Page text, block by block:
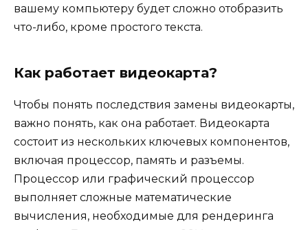
вашему компьютеру будет сложно отобразить
что-либо, кроме простого текста.
Как работает видеокарта?
Чтобы понять последствия замены видеокарты,
важно понять, как она работает. Видеокарта
состоит из нескольких ключевых компонентов,
включая процессор, память и разъемы.
Процессор или графический процессор
выполняет сложные математические
вычисления, необходимые для рендеринга